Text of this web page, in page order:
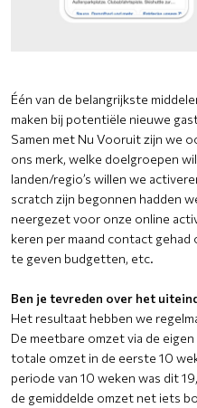
Één van de belangrijkste
maken bij potentiële nieuwe
Samen met Nu Vooruit zijn we
ons merk, welke doelgroepen
landen/regio’s willen we
scratch zijn begonnen hadden
neergezet voor onze online
keren per maand contact
te geven budgetten, etc.
Ben je tevreden over het
Het resultaat hebben we
De meetbare omzet via de
totale omzet in de eerste 10
periode van 10 weken was dit
de gemiddelde omzet net iets